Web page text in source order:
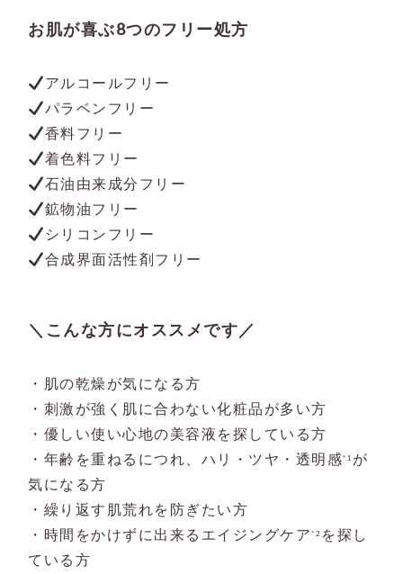
お肌が喜ぶ8つのフリー処方
アルコールフリー
パラベンフリー
香料フリー
着色料フリー
石油由来成分フリー
鉱物油フリー
シリコンフリー
合成界面活性剤フリー
＼こんな方にオススメです／
・肌の乾燥が気になる方
・刺激が強く肌に合わない化粧品が多い方
・優しい使い心地の美容液を探している方
・年齢を重ねるにつれ、ハリ・ツヤ・透明感*1 が
気になる方
・繰り返す肌荒れを防ぎたい方
・時間をかけずに出来るエイジングケア*2 を探し
ている方